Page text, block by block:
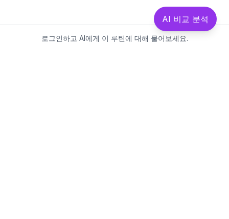
로그인하고 AI에게 이 루틴에 대해 물어보세요.
AI 비교 분석